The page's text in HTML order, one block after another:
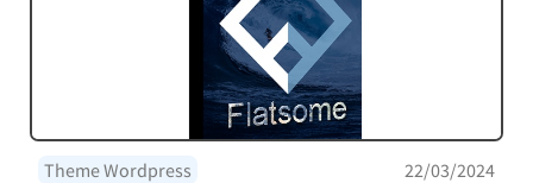
Theme Wordpress 22/03/2024